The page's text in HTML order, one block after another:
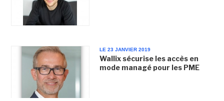
LE 23 JANVIER 2019
Wallix sécurise les accès en
mode managé pour les PME